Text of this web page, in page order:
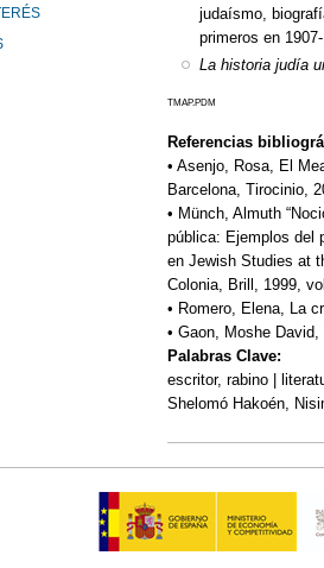
judaísmo,
primeros en 1907-
La historia judía
TMAP.PDM
Referencias
• Asenjo, Rosa, El
Barcelona, Tirocinio,
• Münch, Almuth
pública: Ejemplos del
en Jewish Studies at
Colonia, Brill, 1999,
• Romero, Elena, La
• Gaon, Moshe
Palabras Clave:
escritor, rabino |
Shelomó Hakoén,